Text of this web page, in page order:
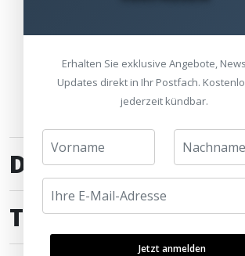
Wir bringen die Welt
DOKUMENTE
TECHNISCHE DATEN
Erhalten Sie exklusive Angebote,
Updates direkt in Ihr Postfach.
jederzeit kündbar.
Jetzt anmelden